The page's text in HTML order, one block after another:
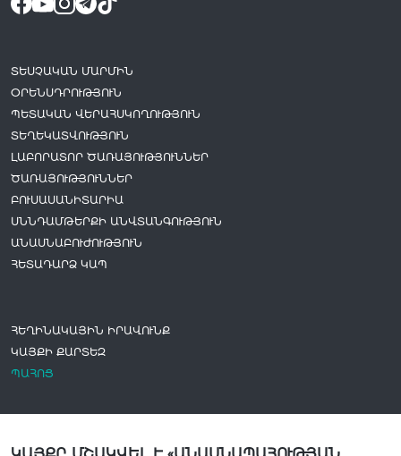
ՏԵՍՉԱԿԱՆ ՄԱՐՄԻՆ
ՕՐԵՆՍԴՐՈՒԹՅՈՒՆ
ՊԵՏԱԿԱՆ ՎԵՐԱՀՍԿՈՂՈՒԹՅՈՒՆ
ՏԵՂԵԿԱՏՎՈՒԹՅՈՒՆ
ԼԱԲՈՐԱՏՈՐ ԾԱՌԱՅՈՒԹՅՈՒՆՆԵՐ
ԾԱՌԱՅՈՒԹՅՈՒՆՆԵՐ
ԲՈՒՍԱՍԱՆԻՏԱՐԻԱ
ՍՆՆԴԱՄԹԵՐՔԻ ԱՆՎՏԱՆԳՈՒԹՅՈՒՆ
ԱՆԱՍՆԱԲՈՒԺՈՒԹՅՈՒՆ
ՀԵՏԱԴԱՐՁ ԿԱՊ
ՀԵՂԻՆԱԿԱՅԻՆ ԻՐԱՎՈՒՆՔ
ԿԱՅՔԻ ՔԱՐՏԵԶ
ՊԱՀՈՑ